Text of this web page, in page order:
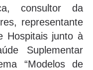
consultor da
representante
Hospitais junto à
Suplementar
“Modelos de